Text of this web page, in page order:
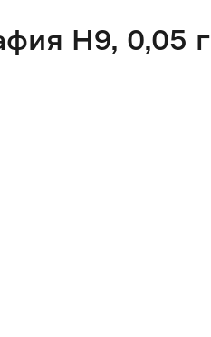
Н9, 0,05 г